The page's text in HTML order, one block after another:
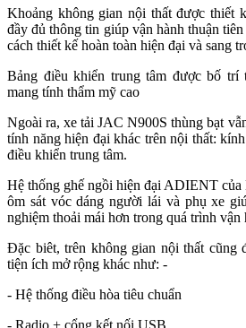
Khoảng không gian nội thất được thiết
đầy đủ thông tin giúp vận hành thuận
cách thiết kế hoàn toàn hiện đại và sang
Bảng điều khiển trung tâm được bố trí
mang tính thẩm mỹ cao
Ngoài ra, xe tải JAC N900S thùng bạt
tính năng hiện đại khác trên nội thất:
điều khiển trung tâm.
Hệ thống ghế ngồi hiện đại ADIENT
ôm sát vóc dáng người lái và phụ xe
nghiệm thoải mái hơn trong quá trình vận
Đặc biêt, trên không gian nội thất cũng
tiện ích mở rộng khác như: -
- Hệ thống điều hòa tiêu chuẩn